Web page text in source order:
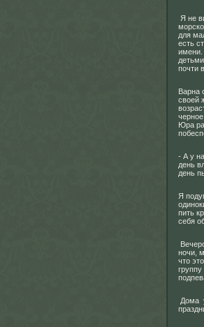
Я не
для
есть
имени.
почти
Варна
своей
Юра
- А у
день
день
Я
пить
себя
ночи,
что
Дома